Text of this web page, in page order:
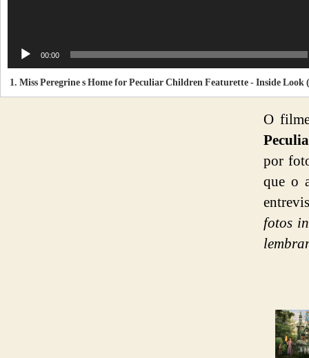
00:00
1. Miss Peregrine s Home for Peculiar Children Featurette - Inside Look (2016) - Tim
O
por
que o
fotos